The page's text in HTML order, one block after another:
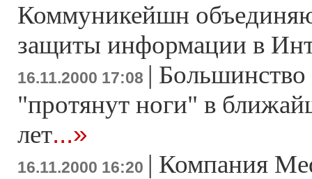
Коммуникейшн
защиты информации в
16.11.2000 17:08 |
"протянут ноги" в
лет...»
16.11.2000 16:20 | Компания